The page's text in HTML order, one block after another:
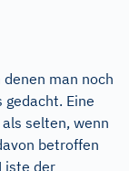
man noch
Eine
selten, wenn
betroffen
der